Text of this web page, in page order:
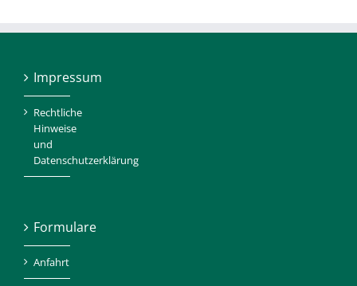
Impressum
Rechtliche
Hinweise
und
Datenschutzerklärung
Formulare
Anfahrt